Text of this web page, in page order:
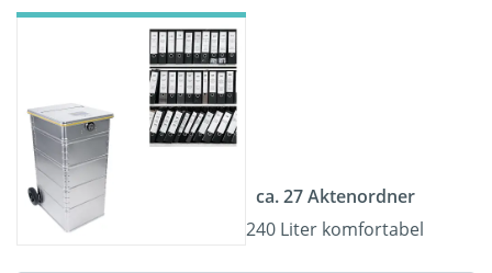
ca. 27 Aktenordner
240 Liter komfortabel